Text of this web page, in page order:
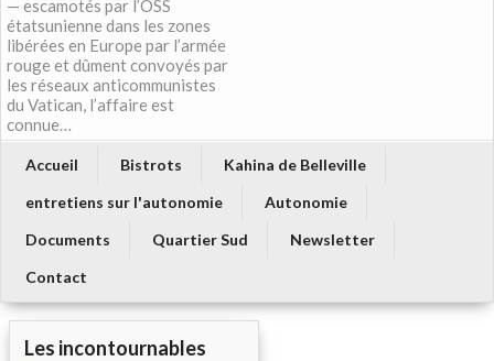
— escamotés par l’OSS
étatsunienne dans les zones
libérées en Europe par l’armée
rouge et dûment convoyés par
les réseaux anticommunistes
du Vatican, l’affaire est
connue…
Accueil Bistrots
Kahina de Belleville
entretiens sur l'autonomie
Autonomie
Documents
Quartier Sud
Newsletter
Contact
Les incontournables